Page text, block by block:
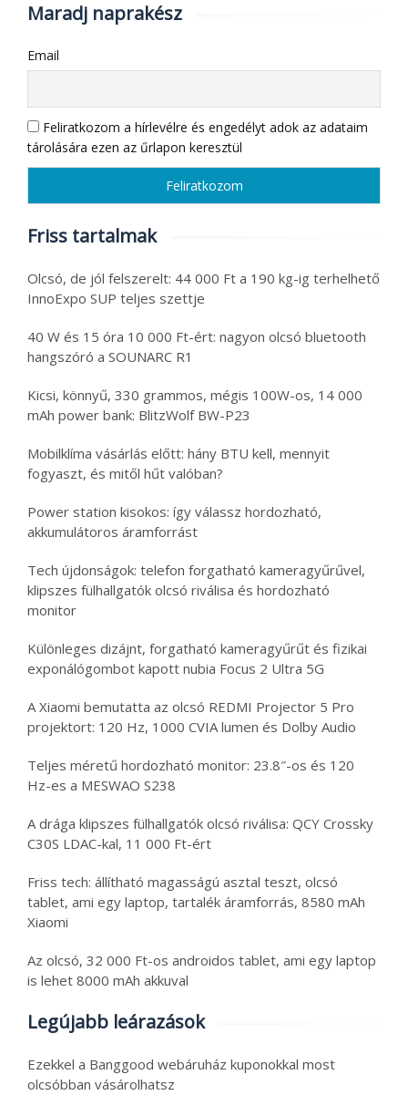
Maradj naprakész
Email
Feliratkozom a hírlevélre és engedélyt adok az adataim
tárolására ezen az űrlapon keresztül
Friss tartalmak
Olcsó, de jól felszerelt: 44 000 Ft a 190 kg-ig terhelhető
InnoExpo SUP teljes szettje
40 W és 15 óra 10 000 Ft-ért: nagyon olcsó bluetooth
hangszóró a SOUNARC R1
Kicsi, könnyű, 330 grammos, mégis 100W-os, 14 000
mAh power bank: BlitzWolf BW-P23
Mobilklíma vásárlás előtt: hány BTU kell, mennyit
fogyaszt, és mitől hűt valóban?
Power station kisokos: így válassz hordozható,
akkumulátoros áramforrást
Tech újdonságok: telefon forgatható kameragyűrűvel,
klipszes fülhallgatók olcsó riválisa és hordozható
monitor
Különleges dizájnt, forgatható kameragyűrűt és fizikai
exponálógombot kapott nubia Focus 2 Ultra 5G
A Xiaomi bemutatta az olcsó REDMI Projector 5 Pro
projektort: 120 Hz, 1000 CVIA lumen és Dolby Audio
Teljes méretű hordozható monitor: 23.8″-os és 120
Hz-es a MESWAO S238
A drága klipszes fülhallgatók olcsó riválisa: QCY Crossky
C30S LDAC-kal, 11 000 Ft-ért
Friss tech: állítható magasságú asztal teszt, olcsó
tablet, ami egy laptop, tartalék áramforrás, 8580 mAh
Xiaomi
Az olcsó, 32 000 Ft-os androidos tablet, ami egy laptop
is lehet 8000 mAh akkuval
Legújabb leárazások
Ezekkel a Banggood webáruház kuponokkal most
olcsóbban vásárolhatsz